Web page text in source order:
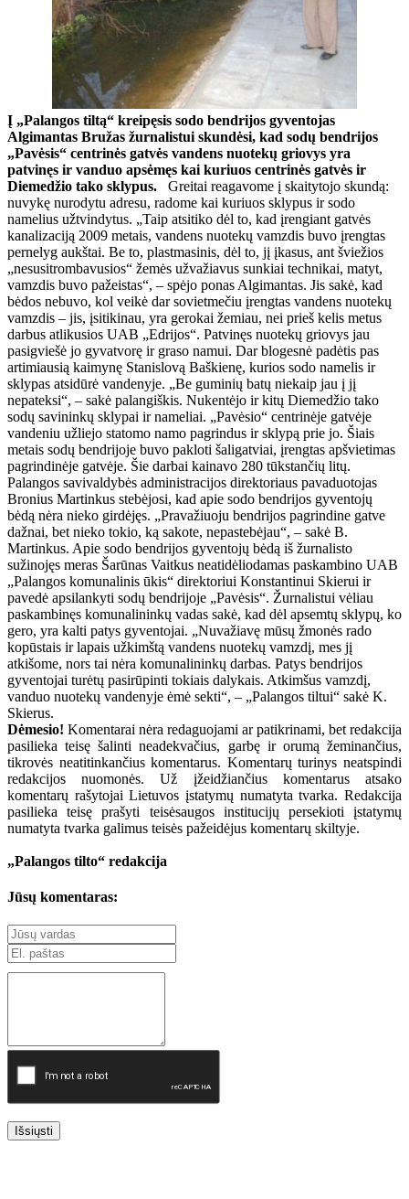
Į „Palangos tiltą“ kreipęsis sodo bendrijos gyventojas
Algimantas Bružas žurnalistui skundėsi, kad sodų bendrijos
„Pavėsis“ centrinės gatvės vandens nuotekų griovys yra
patvinęs ir vanduo apsėmęs kai kuriuos centrinės gatvės ir
Diemedžio tako sklypus. Greitai reagavome į skaitytojo skundą:
nuvykę nurodytu adresu, radome kai kuriuos sklypus ir sodo
namelius užtvindytus. „Taip atsitiko dėl to, kad įrengiant gatvės
kanalizaciją 2009 metais, vandens nuotekų vamzdis buvo įrengtas
pernelyg aukštai. Be to, plastmasinis, dėl to, jį įkasus, ant šviežios
„nesusitrombavusios“ žemės užvažiavus sunkiai technikai, matyt,
vamzdis buvo pažeistas“, – spėjo ponas Algimantas. Jis sakė, kad
bėdos nebuvo, kol veikė dar sovietmečiu įrengtas vandens nuotekų
vamzdis – jis, įsitikinau, yra gerokai žemiau, nei prieš kelis metus
darbus atlikusios UAB „Edrijos“. Patvinęs nuotekų griovys jau
pasigviešė jo gyvatvorę ir graso namui. Dar blogesnė padėtis pas
artimiausią kaimynę Stanislovą Baškienę, kurios sodo namelis ir
sklypas atsidūrė vandenyje. „Be guminių batų niekaip jau į jį
nepateksi“, – sakė palangiškis. Nukentėjo ir kitų Diemedžio tako
sodų savininkų sklypai ir nameliai. „Pavėsio“ centrinėje gatvėje
vandeniu užliejo statomo namo pagrindus ir sklypą prie jo. Šiais
metais sodų bendrijoje buvo pakloti šaligatviai, įrengtas apšvietimas
pagrindinėje gatvėje. Šie darbai kainavo 280 tūkstančių litų.
Palangos savivaldybės administracijos direktoriaus pavaduotojas
Bronius Martinkus stebėjosi, kad apie sodo bendrijos gyventojų
bėdą nėra nieko girdėjęs. „Pravažiuoju bendrijos pagrindine gatve
dažnai, bet nieko tokio, ką sakote, nepastebėjau“, – sakė B.
Martinkus. Apie sodo bendrijos gyventojų bėdą iš žurnalisto
sužinojęs meras Šarūnas Vaitkus neatidėliodamas paskambino UAB
„Palangos komunalinis ūkis“ direktoriui Konstantinui Skierui ir
pavedė apsilankyti sodų bendrijoje „Pavėsis“. Žurnalistui vėliau
paskambinęs komunalininkų vadas sakė, kad dėl apsemtų sklypų, ko
gero, yra kalti patys gyventojai. „Nuvažiavę mūsų žmonės rado
kopūstais ir lapais užkimštą vandens nuotekų vamzdį, mes jį
atkišome, nors tai nėra komunalininkų darbas. Patys bendrijos
gyventojai turėtų pasirūpinti tokiais dalykais. Atkimšus vamzdį,
vanduo nuotekų vandenyje ėmė sekti“, – „Palangos tiltui“ sakė K.
Skierus.
Dėmesio! Komentarai nėra redaguojami ar patikrinami, bet redakcija
pasilieka teisę šalinti neadekvačius, garbę ir orumą žeminančius,
tikrovės neatitinkančius komentarus. Komentarų turinys neatspindi
redakcijos nuomonės. Už įžeidžiančius komentarus atsako
komentarų rašytojai Lietuvos įstatymų numatyta tvarka. Redakcija
pasilieka teisę prašyti teisėsaugos institucijų persekioti įstatymų
numatyta tvarka galimus teisės pažeidėjus komentarų skiltyje.
„Palangos tilto“ redakcija
Jūsų komentaras:
Išsiųsti